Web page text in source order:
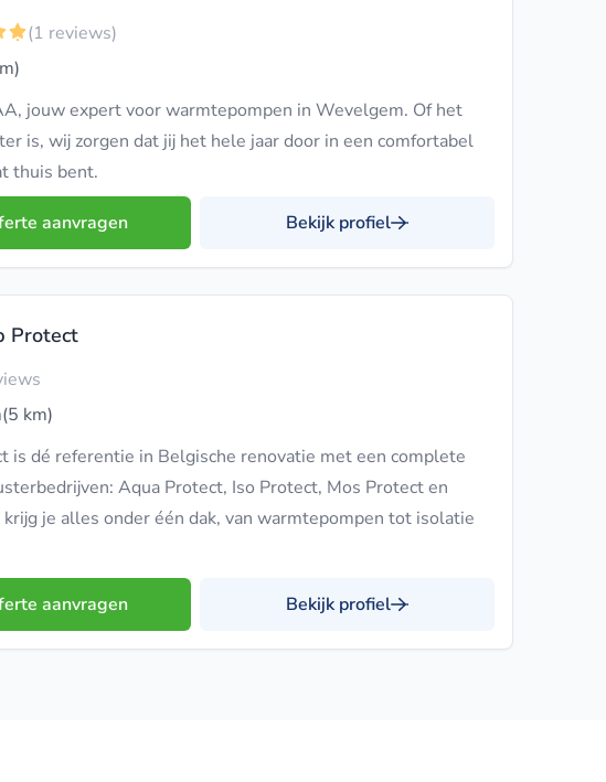
(1 reviews)
jouw expert voor warmtepompen in Wevelgem. Of het
is, wij zorgen dat jij het hele jaar door in een comfortabel
thuis bent.
aanvragen Bekijk profiel
Protect
(5 km)
is dé referentie in Belgische renovatie met een complete
Aqua Protect, Iso Protect, Mos Protect en
krijg je alles onder één dak, van warmtepompen tot isolatie
aanvragen Bekijk profiel